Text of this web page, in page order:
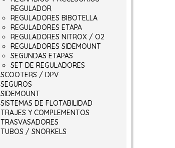
REGULADOR
REGULADORES BIBOTELLA
REGULADORES ETAPA
REGULADORES NITROX / O2
REGULADORES SIDEMOUNT
SEGUNDAS ETAPAS
SET DE REGULADORES
SCOOTERS / DPV
SEGUROS
SIDEMOUNT
SISTEMAS DE FLOTABILIDAD
TRAJES Y COMPLEMENTOS
TRASVASADORES
TUBOS / SNORKELS